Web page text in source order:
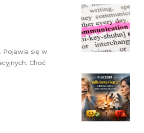
Pojawia się w
Choć